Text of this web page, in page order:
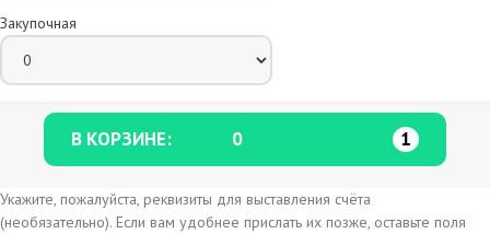
Закупочная
В КОРЗИНЕ: 0 1
Укажите, пожалуйста, реквизиты для выставления счёта
(необязательно). Если вам удобнее прислать их позже, оставьте поля